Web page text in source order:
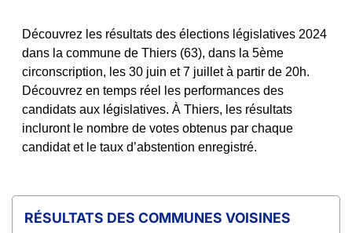
Découvrez les résultats des élections législatives 2024
dans la commune de Thiers (63), dans la 5ème
circonscription, les 30 juin et 7 juillet à partir de 20h.
Découvrez en temps réel les performances des
candidats aux législatives. À Thiers, les résultats
incluront le nombre de votes obtenus par chaque
candidat et le taux d’abstention enregistré.
COMMUNES VOISINES